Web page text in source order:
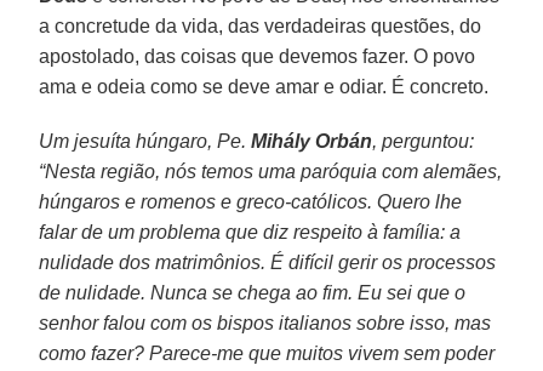
a concretude da vida, das verdadeiras questões, do
apostolado, das coisas que devemos fazer. O povo
ama e odeia como se deve amar e odiar. É concreto.
Um jesuíta húngaro, Pe.Mihály Orbán, perguntou:
“Nesta região, nós temos uma paróquia com alemães,
húngaros e romenos e greco-católicos. Quero lhe
falar de um problema que diz respeito à família: a
nulidade dos matrimônios. É difícil gerir os processos
de nulidade. Nunca se chega ao fim. Eu sei que o
senhor falou com os bispos italianos sobre isso, mas
como fazer? Parece-me que muitos vivem sem poder